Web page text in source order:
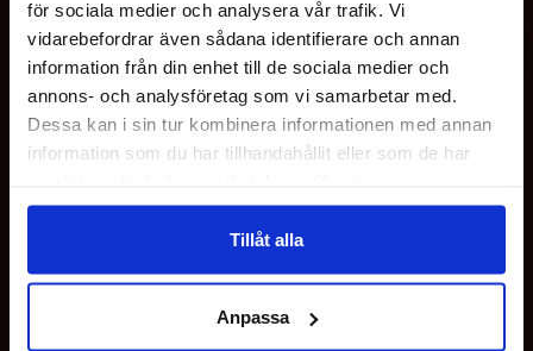
för sociala medier och analysera vår trafik. Vi
vidarebefordrar även sådana identifierare och annan
information från din enhet till de sociala medier och
annons- och analysföretag som vi samarbetar med.
Dessa kan i sin tur kombinera informationen med annan
information som du har tillhandahållit eller som de har
Tillåt alla
Anpassa
Utforska vårt utbud av Toxic Waste Läsk – om du vågar!
MINA SIDOR